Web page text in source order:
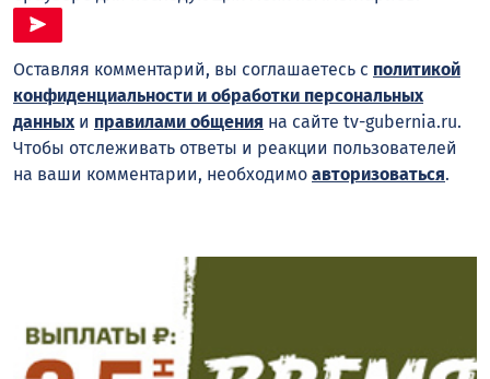
Оставляя комментарий, вы соглашаетесь с политикой
конфиденциальности и обработки персональных
данных и правилами общения на сайте tv-gubernia.ru.
Чтобы отслеживать ответы и реакции пользователей
на ваши комментарии, необходимо авторизоваться.